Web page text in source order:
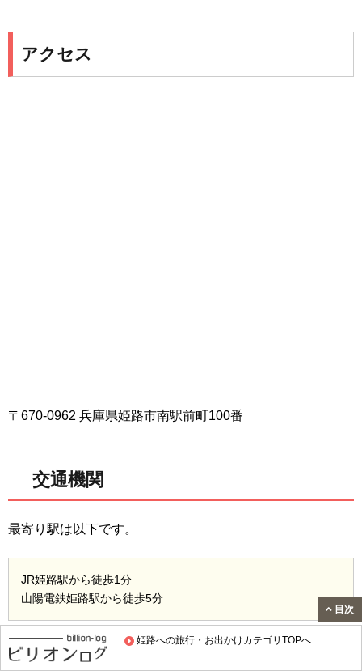
姫路への旅行・お出かけカテゴリTOPへ
アクセス
〒670-0962 兵庫県姫路市南駅前町100番
交通機関
最寄り駅は以下です。
JR姫路駅から徒歩1分
山陽電鉄姫路駅から徒歩5分
JR姫路駅の目の前にあり、観光や仕事の拠点に便利です。
目次